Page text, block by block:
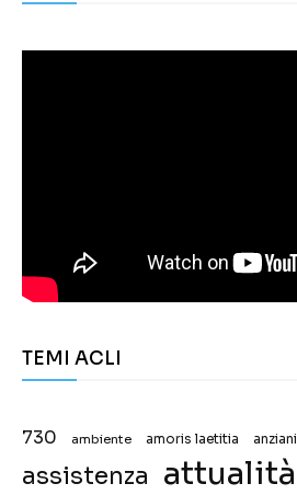
TEMI ACLI
730 ambiente amoris laetitia anziani
assistenza attualità